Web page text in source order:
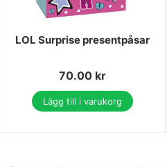
LOL Surprise presentpåsar
70.00 kr
Lägg till i varukorg